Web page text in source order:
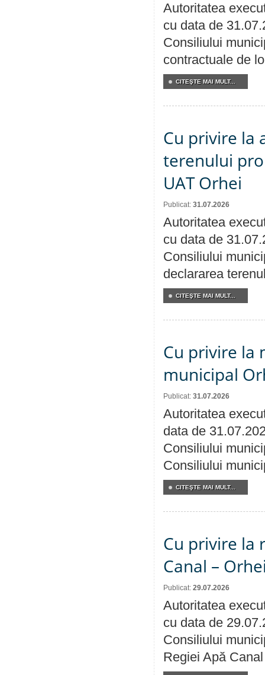
Autoritatea
cu data de
Consiliului
contractuale de
CITEŞTE MAI MULT...
Cu privire la
terenului
UAT Orhei
Publicat: 31.07.2026
Autoritatea
cu data de
Consiliului
declararea
CITEŞTE MAI MULT...
Cu privire la
municipal
Publicat: 31.07.2026
Autoritatea
data de
Consiliului
Consiliului
CITEŞTE MAI MULT...
Cu privire la
Canal –
Publicat: 29.07.2026
Autoritatea
cu data de
Consiliului
Regiei Apă